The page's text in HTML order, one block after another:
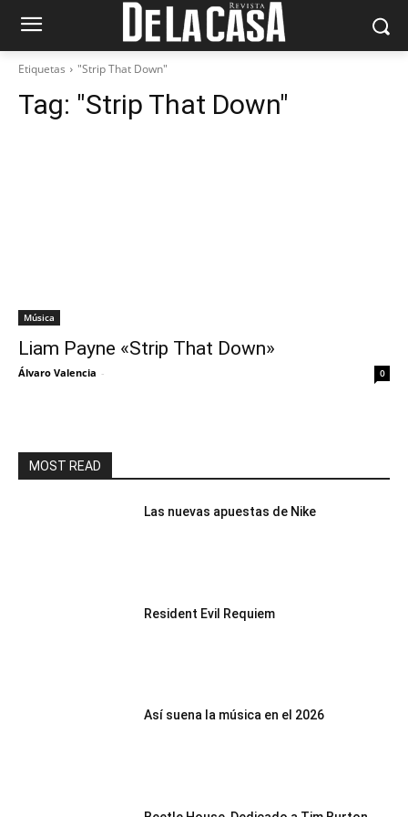
Etiquetas "Strip That Down"
Tag: "Strip That Down"
Música
Liam Payne «Strip That Down»
Álvaro Valencia - 0
MOST READ
Las nuevas apuestas de Nike
Resident Evil Requiem
Así suena la música en el 2026